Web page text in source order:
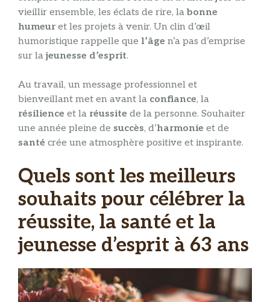
vieillir ensemble, les éclats de rire, labonne
humeuret les projets à venir. Un clin d’œil
humoristique rappelle que l’âge n’a pas d’emprise
sur la jeunesse d’esprit.
Au travail, un message professionnel et
bienveillant met en avant la confiance, la
résilience et la réussite de la personne. Souhaiter
une année pleine de succès, d’harmonie et de
santé crée une atmosphère positive et inspirante.
Quels sont les meilleurs
souhaits pour célébrer la
réussite, la santé et la
jeunesse d’esprit à 63 ans